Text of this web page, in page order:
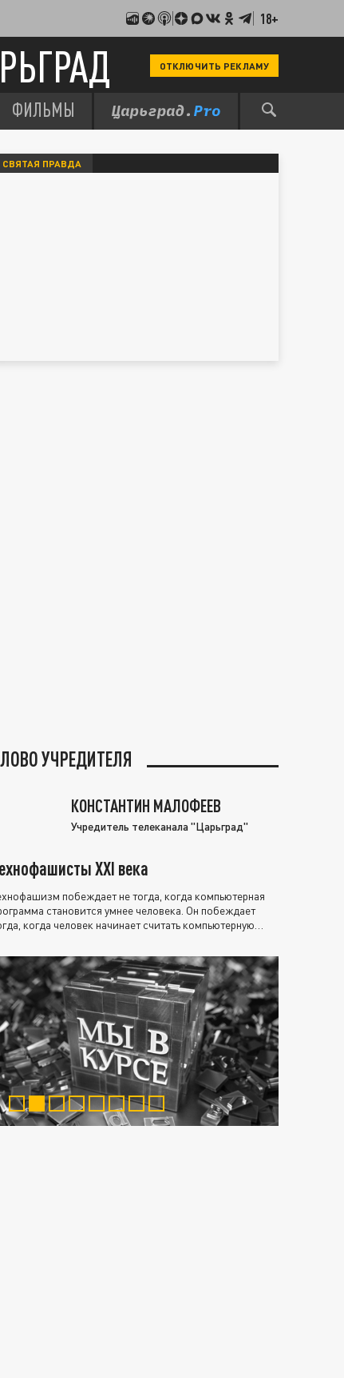
18+
ОТКЛЮЧИТЬ РЕКЛАМУ
ФИЛЬМЫ
СВЯТАЯ ПРАВДА
УЧРЕДИТЕЛЯ
КОНСТАНТИН МАЛОФЕЕВ
Учредитель телеканала "Царьград"
XXI века
побеждает не тогда, когда компьютерная
становится умнее человека. Он побеждает
когда человек начинает считать компьютерную